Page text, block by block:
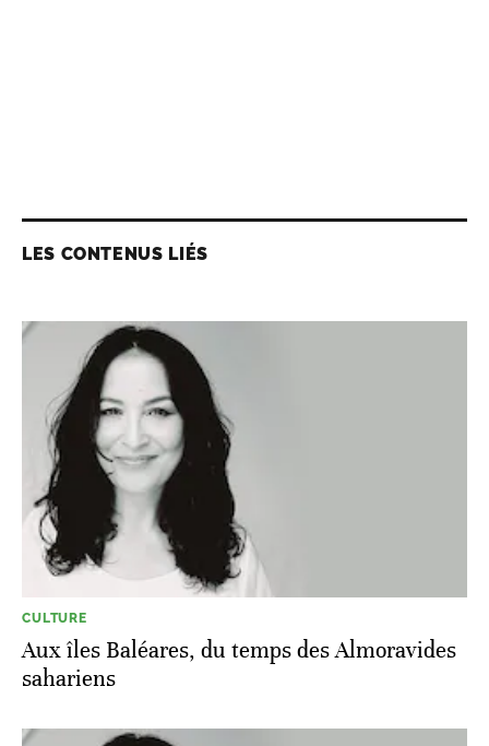
LES CONTENUS LIÉS
CULTURE
Aux îles Baléares, du temps des Almoravides
sahariens